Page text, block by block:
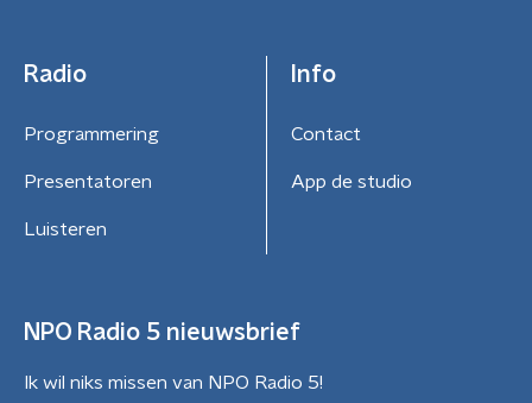
Radio
Programmering
Presentatoren
Luisteren
Info
Contact
App de studio
NPO Radio 5 nieuwsbrief
Ik wil niks missen van NPO Radio 5!